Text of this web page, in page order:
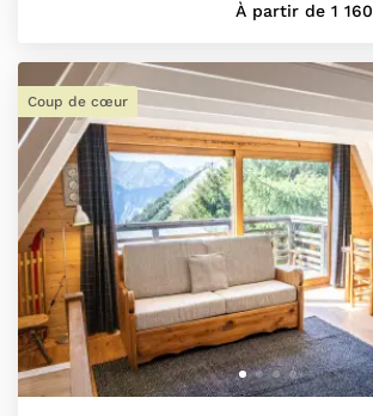
À partir de 1 160
Coup de cœur